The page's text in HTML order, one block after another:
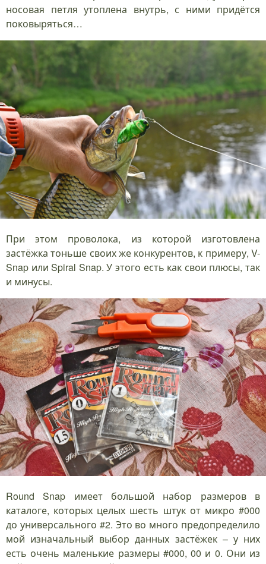
носовая петля утоплена внутрь, с ними придётся
поковыряться…
При этом проволока, из которой изготовлена
застёжка тоньше своих же конкурентов, к примеру, V-
Snap или Spiral Snap. У этого есть как свои плюсы, так
и минусы.
Round Snap имеет большой набор размеров в
каталоге, которых целых шесть штук от микро #000
до универсального #2. Это во много предопределило
мой изначальный выбор данных застёжек – у них
есть очень маленькие размеры #000, 00 и 0. Они из